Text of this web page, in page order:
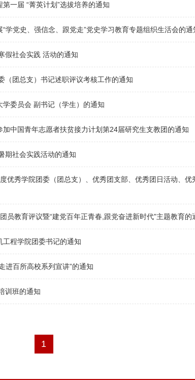
一届 “菁英计划”选拔培养的通知
学党史、强信念、跟党走”党史学习教育专题组织生活会的通
假社会实践 活动的通知
（团总支）书记述职评议考核工作的通知
委员会 副书记（学生）的通知
加中国青年志愿者扶贫接力计划第24届研究生支教团的通知
期社会实践活动的通知
优秀学院团委（团总支）、优秀团支部、优秀团日活动、优
员教育评议暨“建党百年正青春,跟党奋进新时代"主题教育的
程学院团委书记的通知
进百所高校系列宣讲”的通知
训班的通知
1